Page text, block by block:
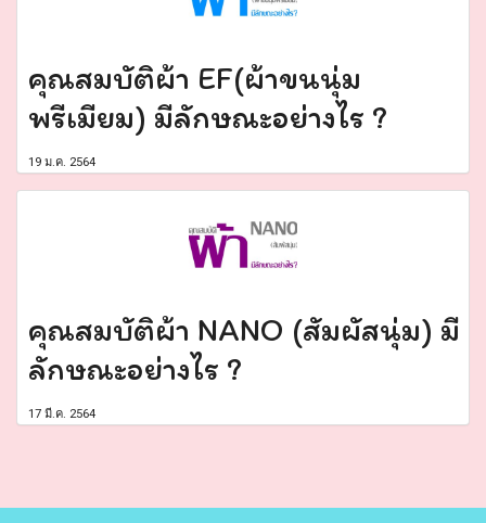
คุณสมบัติผ้า EF(ผ้าขนนุ่ม
พรีเมียม) มีลักษณะอย่างไร ?
19 ม.ค. 2564
คุณสมบัติผ้า NANO (สัมผัสนุ่ม) มี
ลักษณะอย่างไร ?
17 มี.ค. 2564